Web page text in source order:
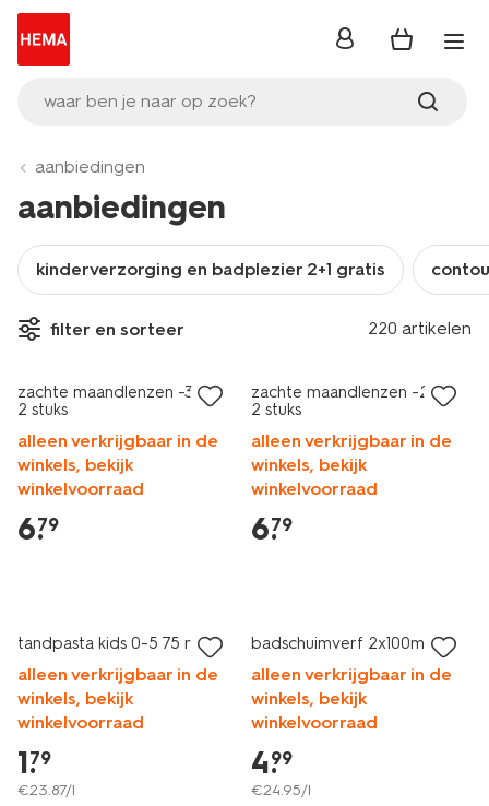
waar ben je naar op zoek?
inloggen
aanbiedingen
aanbiedingen
kinderverzorging en badplezier 2+1 gratis
filter en sorteer 220 artikelen
2 voor 9.99
met je HEMA pas
zachte maandlenzen -3.25 -
2 stuks
alleen verkrijgbaar in de
winkels, bekijk
winkelvoorraad
6.
79
zachte maandlenzen -2.25 -
2 stuks
alleen verkrijgbaar in de
winkels, bekijk
winkelvoorraad
6.
79
tandpasta kids 0-5 75 ml
alleen verkrijgbaar in de
winkels, bekijk
winkelvoorraad
1.
79
€23.87/l
badschuimverf 2x100ml
alleen verkrijgbaar in de
winkels, bekijk
winkelvoorraad
4.
99
€24.95/l
vegan